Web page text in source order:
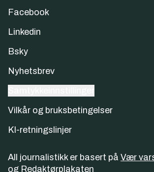
Facebook
Linkedin
Bsky
Nyhetsbrev
Vilkår og bruksbetingelser
KI-retningslinjer
All journalistikk er basert på Vær
og Redaktørplakaten